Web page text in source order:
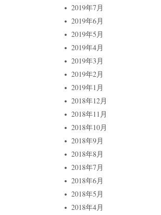
2019年7月
2019年6月
2019年5月
2019年4月
2019年3月
2019年2月
2019年1月
2018年12月
2018年11月
2018年10月
2018年9月
2018年8月
2018年7月
2018年6月
2018年5月
2018年4月